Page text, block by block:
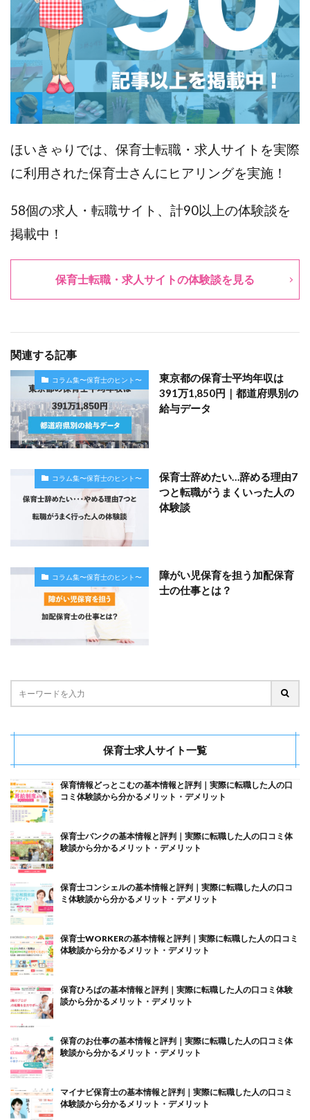
ほいきゃりでは、保育士転職・求人サイトを実際
に利用された保育士さんにヒアリングを実施！
58個の求人・転職サイト、計90以上の体験談を
掲載中！
保育士転職・求人サイトの体験談を見る
関連する記事
コラム集〜保育士のヒント〜
東京都の保育士平均年収は
391万1,850円｜都道府県別の
給与データ
コラム集〜保育士のヒント〜
保育士辞めたい…辞める理由7
つと転職がうまくいった人の
体験談
コラム集〜保育士のヒント〜
障がい児保育を担う加配保育
士の仕事とは？
保育士求人サイト一覧
保育情報どっとこむの基本情報と評判｜実際に転職した人の口
コミ体験談から分かるメリット・デメリット
保育士バンクの基本情報と評判｜実際に転職した人の口コミ体
験談から分かるメリット・デメリット
保育士コンシェルの基本情報と評判｜実際に転職した人の口コ
ミ体験談から分かるメリット・デメリット
保育士WORKERの基本情報と評判｜実際に転職した人の口コミ
体験談から分かるメリット・デメリット
保育ひろばの基本情報と評判｜実際に転職した人の口コミ体験
談から分かるメリット・デメリット
保育のお仕事の基本情報と評判｜実際に転職した人の口コミ体
験談から分かるメリット・デメリット
マイナビ保育士の基本情報と評判｜実際に転職した人の口コミ
体験談から分かるメリット・デメリット